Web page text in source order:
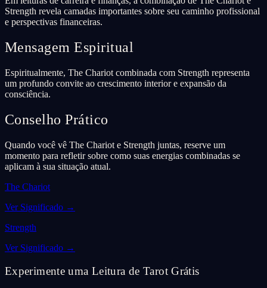
Strength revela camadas importantes sobre seu caminho profissional
e perspectivas financeiras.
Mensagem Espiritual
Espiritualmente, The Chariot combinada com Strength representa
um profundo convite ao crescimento interior e expansão da
consciência.
Conselho Prático
Quando você vê The Chariot e Strength juntas, reserve um
momento para refletir sobre como suas energias combinadas se
aplicam à sua situação atual.
The Chariot
Ver Significado →
Strength
Ver Significado →
Experimente uma Leitura de Tarot Grátis